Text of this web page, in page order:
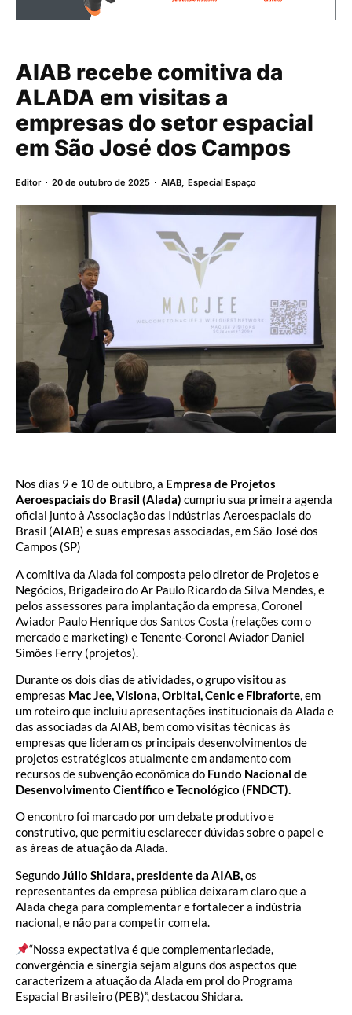
AIAB recebe comitiva da
ALADA em visitas a
empresas do setor espacial
em São José dos Campos
Editor 20 de outubro de 2025 AIAB,Especial Espaço
Nos dias 9 e 10 de outubro, a Empresa de Projetos
Aeroespaciais do Brasil (Alada) cumpriu sua primeira agenda
oficial junto à Associação das Indústrias Aeroespaciais do
Brasil (AIAB) e suas empresas associadas, em São José dos
Campos (SP)
A comitiva da Alada foi composta pelo diretor de Projetos e
Negócios, Brigadeiro do Ar Paulo Ricardo da Silva Mendes, e
pelos assessores para implantação da empresa, Coronel
Aviador Paulo Henrique dos Santos Costa (relações com o
mercado e marketing) e Tenente-Coronel Aviador Daniel
Simões Ferry (projetos).
Durante os dois dias de atividades, o grupo visitou as
empresas Mac Jee, Visiona, Orbital, Cenic e Fibraforte, em
um roteiro que incluiu apresentações institucionais da Alada e
das associadas da AIAB, bem como visitas técnicas às
empresas que lideram os principais desenvolvimentos de
projetos estratégicos atualmente em andamento com
recursos de subvenção econômica do Fundo Nacional de
Desenvolvimento Científico e Tecnológico (FNDCT).
O encontro foi marcado por um debate produtivo e
construtivo, que permitiu esclarecer dúvidas sobre o papel e
as áreas de atuação da Alada.
SegundoJúlio Shidara, presidente da AIAB,os
representantes da empresa pública deixaram claro que a
Alada chega para complementar e fortalecer a indústria
nacional, e não para competir com ela.
“Nossa expectativa é que complementariedade,
convergência e sinergia sejam alguns dos aspectos que
caracterizem a atuação da Alada em prol do Programa
Espacial Brasileiro (PEB)”, destacou Shidara.